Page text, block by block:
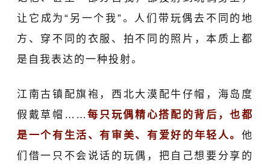
让它成为“另一个我”。 人们带 玩偶 去不同的地
方、 穿 不同的 衣服、拍 不同的 照片，本质上都
是自我表达的一种投射。
江南古镇配旗袍，西北大漠配牛仔帽，海岛度
假戴草帽 …… 每只玩偶精心搭配 的背后，也都
是一个有生活、有审美、有 爱好 的年轻人。他
们借一只不会说话的玩偶，把自己想要分享 的